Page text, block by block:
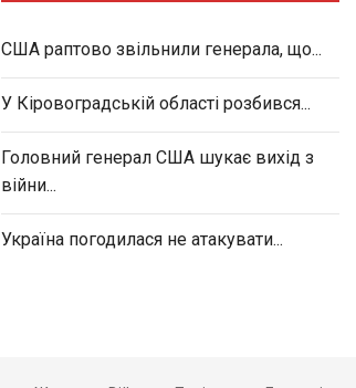
США раптово звільнили генерала, що...
У Кіровоградській області розбився...
Головний генерал США шукає вихід з
війни...
Україна погодилася не атакувати...